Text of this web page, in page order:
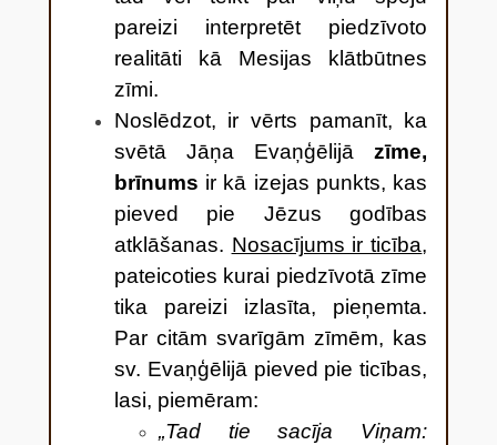
pareizi interpretēt piedzīvoto
realitāti kā Mesijas klātbūtnes
zīmi.
Noslēdzot, ir vērts pamanīt, ka
svētā Jāņa Evaņģēlijāzīme,
brīnums ir kā izejas punkts, kas
pieved pie Jēzus godības
atklāšanas. Nosacījums ir ticība,
pateicoties kurai piedzīvotā zīme
tika pareizi izlasīta, pieņemta.
Par citām svarīgām zīmēm, kas
sv. Evaņģēlijā pieved pie ticības,
lasi, piemēram:
„Tad tie sacīja Viņam: